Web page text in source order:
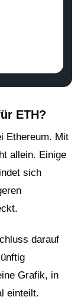
ETH?
Ethereum. Mit
allein. Einige
sich
darauf
Grafik, in
einteilt.